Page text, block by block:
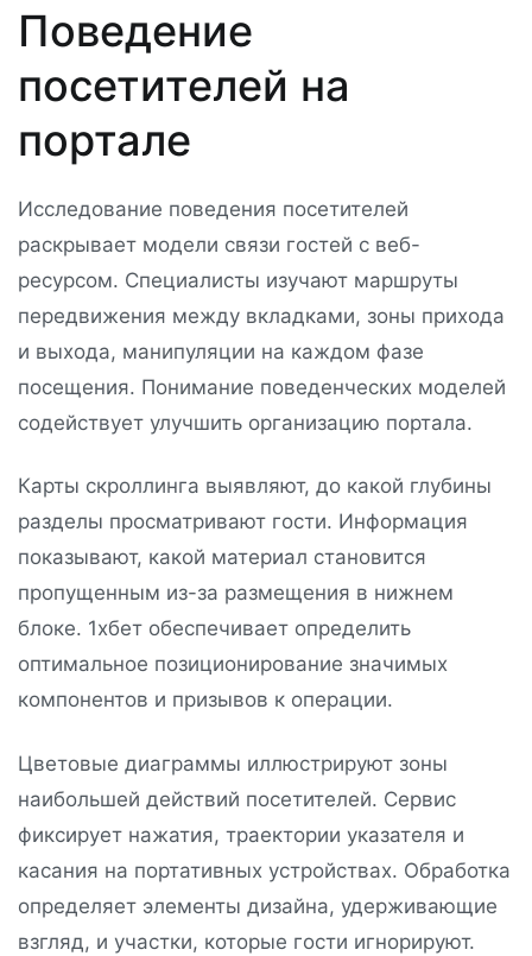
Поведение
посетителей на
портале
Исследование поведения посетителей
раскрывает модели связи гостей с веб-
ресурсом. Специалисты изучают маршруты
передвижения между вкладками, зоны прихода
и выхода, манипуляции на каждом фазе
посещения. Понимание поведенческих моделей
содействует улучшить организацию портала.
Карты скроллинга выявляют, до какой глубины
разделы просматривают гости. Информация
показывают, какой материал становится
пропущенным из-за размещения в нижнем
блоке. 1хбет обеспечивает определить
оптимальное позиционирование значимых
компонентов и призывов к операции.
Цветовые диаграммы иллюстрируют зоны
наибольшей действий посетителей. Сервис
фиксирует нажатия, траектории указателя и
касания на портативных устройствах. Обработка
определяет элементы дизайна, удерживающие
взгляд, и участки, которые гости игнорируют.